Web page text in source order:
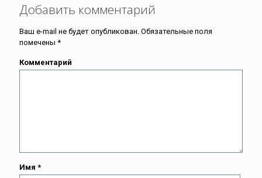
Добавить комментарий
Ваш e-mail не будет опубликован. Обязательные поля
помечены *
Комментарий
Имя *